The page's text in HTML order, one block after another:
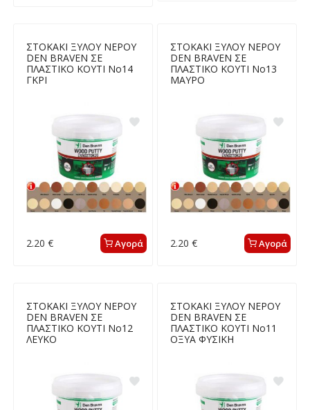
ΣΤΟΚΑΚΙ ΞΥΛΟΥ ΝΕΡΟΥ
DEN BRAVEN ΣΕ
ΠΛΑΣΤΙΚΟ ΚΟΥΤΙ Νο14
ΓΚΡΙ
2.20 € Αγορά
ΣΤΟΚΑΚΙ ΞΥΛΟΥ ΝΕΡΟΥ
DEN BRAVEN ΣΕ
ΠΛΑΣΤΙΚΟ ΚΟΥΤΙ Νο13
ΜΑΥΡΟ
2.20 € Αγορά
ΣΤΟΚΑΚΙ ΞΥΛΟΥ ΝΕΡΟΥ
DEN BRAVEN ΣΕ
ΠΛΑΣΤΙΚΟ ΚΟΥΤΙ Νο12
ΛΕΥΚΟ
ΣΤΟΚΑΚΙ ΞΥΛΟΥ ΝΕΡΟΥ
DEN BRAVEN ΣΕ
ΠΛΑΣΤΙΚΟ ΚΟΥΤΙ Νο11
ΟΞΥΑ ΦΥΣΙΚΗ